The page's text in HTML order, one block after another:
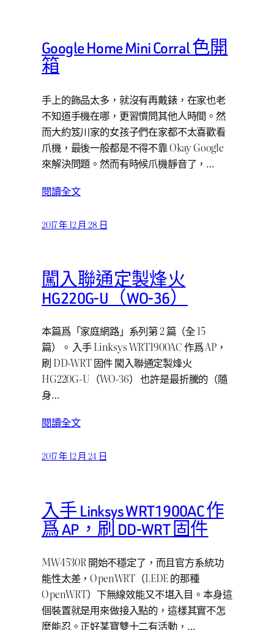
Google Home Mini Corral 色開
箱
手上的飾品太多，就沒有再戴錶，在家也老
不知道手機在哪，更習慣問其他人時間。然
而大約笈川家的女孩子們在家都不太喜歡看
爪機，最後一般都是不得不靠 Okay Google
來解決問題。然而有時候爪機靜音了，…
閱讀全文
2017 年 12 月 28 日
闖入聯通定製烽火
HG220G-U（WO-36）
本篇爲「家庭網路」系列第 2 篇（全 15
篇）。 入手 Linksys WRT1900AC 作爲 AP，
刷 DD-WRT 固件 闖入聯通定製烽火
HG220G-U（WO-36） 也許是最折騰的（隨
身…
閱讀全文
2017 年 12 月 24 日
入手 Linksys WRT1900AC 作
爲 AP，刷 DD-WRT 固件
MW4530R 開始不穩定了，而且官方系統功
能性太差，OpenWRT（LEDE 的那種
OpenWRT）下無線效能又不堪入目。本身這
個裝置就是用來做接入點的，這樣其實不怎
麼能忍。正好某寶雙十二有活動，…